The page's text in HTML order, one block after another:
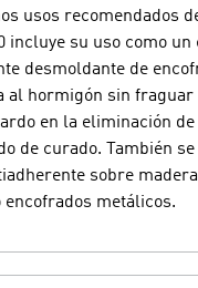
usos recomendados
incluye su uso como un
desmoldante de
al hormigón sin fraguar
en la eliminación de
de curado. También se
sobre madera
encofrados metálicos.